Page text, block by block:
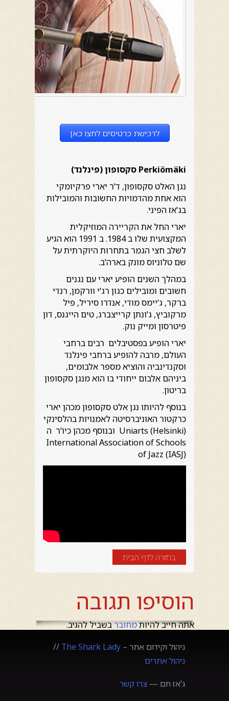
לרכישת כרטיסים לחצו כאן
Perkiömäki סקסופון(פינלנד)
נגן האלט סקסופון, ד'ר יארי פרקיומקי
הוא אחת מהדמויות החשובות והמובילות
בג'אז הפיני.
יארי החל את הקריירה המוזיקלית
המקצועית שלו ב 1984. ב 1991 הוא הגיע
לשלב חצי הגמר בתחרות היוקרתית על
שם טלוניוס מונק בארה'ב.
במהלך השנים הופיע יארי עם נגנים
חשובים ומובילים כגון רג'י וורקמן, רנדי
ברקר, ג'יימס מודי, אנדרו סיריל, פיל
מרקוביץ, ג'ונתן קרייצברג, טים הייגנס, דון
פיטרסון ומייק נוק.
יארי הופיע בפסטיבלים רבים ברחבי
העולם, מרבה להופיע ברחבי פינלנד
וסקנדינביה והוציא מספר אלבומים,
ביניהם אלבום ייחודי בו הוא מנגן סקסופון
בריטון.
בנוסף להיותו נגן אלט סקסופון מכהן יארי
כרקטור האוניברסיטה לאמנויות בהלסינקי
(Uniarts (Helsinki ובנוסף מכהן כיו'ר ה
International Association of Schools
of Jazz (IASJ)
בחזרה לדף הבית
הוסיפו תגובה
אתה חייב להיותמחוברבשביל להגיב.
ניהול וקידום אתר – The Shark Lady
//
ניהול אתרים
ג'אז חם — צרו קשר